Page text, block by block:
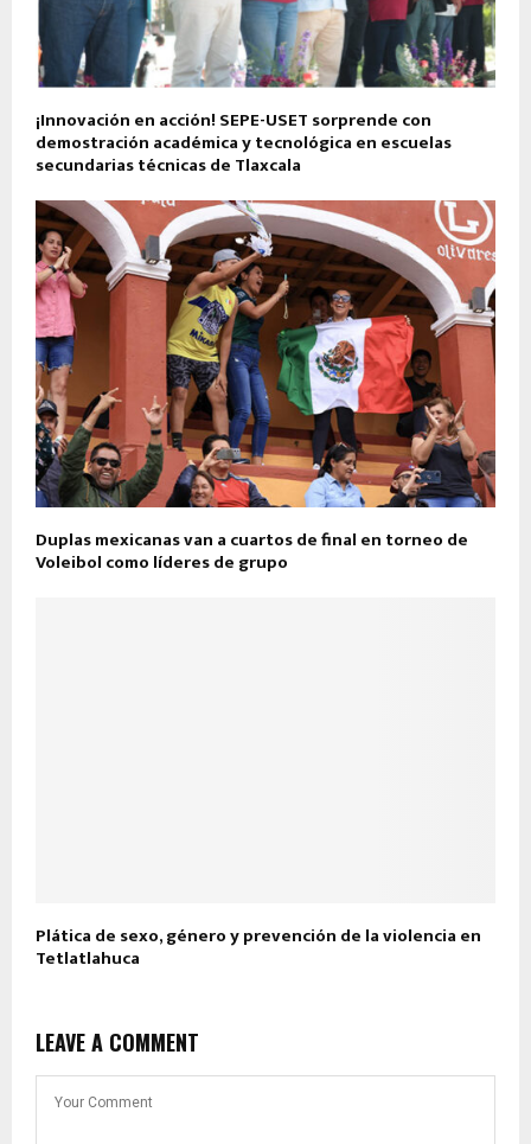
¡Innovación en acción! SEPE-USET sorprende con
demostración académica y tecnológica en escuelas
secundarias técnicas de Tlaxcala
Duplas mexicanas van a cuartos de final en torneo de
Voleibol como líderes de grupo
Plática de sexo, género y prevención de la violencia en
Tetlatlahuca
LEAVE A COMMENT